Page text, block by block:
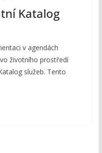
Katalog
v agendách
životního prostředí
služeb. Tento